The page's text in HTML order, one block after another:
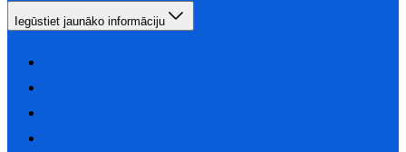
Iegūstiet jaunāko informāciju